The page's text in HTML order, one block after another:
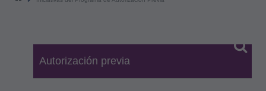
Autorización previa